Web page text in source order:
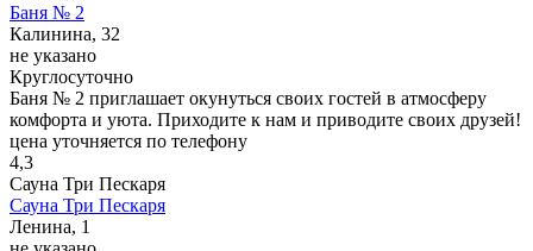
Баня № 2
Калинина, 32
не указано
Круглосуточно
Баня № 2 приглашает окунуться своих гостей в атмосферу
комфорта и уюта. Приходите к нам и приводите своих друзей!
цена уточняется по телефону
4,3
Сауна Три Пескаря
Сауна Три Пескаря
Ленина, 1